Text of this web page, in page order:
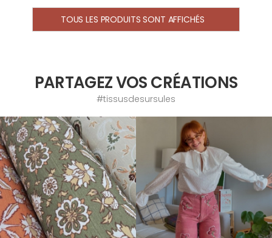
TOUS LES PRODUITS SONT AFFICHÉS
PARTAGEZ VOS CRÉATIONS
#tissusdesursules